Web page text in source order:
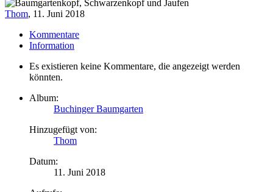
Thom, 11. Juni 2018
Kommentare
Information
Es existieren keine Kommentare, die angezeigt werden
könnten.
Album:
Buchinger Baumgarten
Hinzugefügt von:
Thom
Datum:
11. Juni 2018